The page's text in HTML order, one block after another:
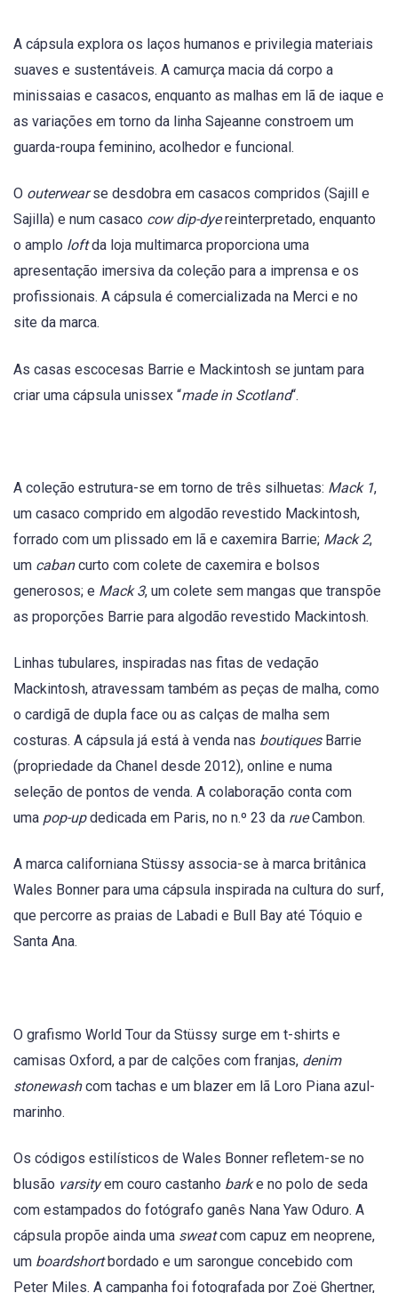
A cápsula explora os laços humanos e privilegia materiais
suaves e sustentáveis. A camurça macia dá corpo a
minissaias e casacos, enquanto as malhas em lã de iaque e
as variações em torno da linha Sajeanne constroem um
guarda-roupa feminino, acolhedor e funcional.
O outerwearse desdobra em casacos compridos (Sajill e
Sajilla) e num casaco cow dip-dyereinterpretado, enquanto
o amplo loftda loja multimarca proporciona uma
apresentação imersiva da coleção para a imprensa e os
profissionais. A cápsula é comercializada na Merci e no
site da marca.
As casas escocesas Barrie e Mackintosh se juntam para
criar uma cápsula unissex “made in Scotland“.
A coleção estrutura-se em torno de três silhuetas: Mack 1,
um casaco comprido em algodão revestido Mackintosh,
forrado com um plissado em lã e caxemira Barrie; Mack 2,
um cabancurto com colete de caxemira e bolsos
generosos; e Mack 3, um colete sem mangas que transpõe
as proporções Barrie para algodão revestido Mackintosh.
Linhas tubulares, inspiradas nas fitas de vedação
Mackintosh, atravessam também as peças de malha, como
o cardigã de dupla face ou as calças de malha sem
costuras. A cápsula já está à venda nas boutiques Barrie
(propriedade da Chanel desde 2012), online e numa
seleção de pontos de venda. A colaboração conta com
uma pop-updedicada em Paris, no n.º 23 da rueCambon.
A marca californiana Stüssy associa-se à marca britânica
Wales Bonner para uma cápsula inspirada na cultura do surf,
que percorre as praias de Labadi e Bull Bay até Tóquio e
Santa Ana.
O grafismo World Tour da Stüssy surge em t-shirts e
camisas Oxford, a par de calções com franjas, denim
stonewashcom tachas e um blazer em lã Loro Piana azul-
marinho.
Os códigos estilísticos de Wales Bonner refletem-se no
blusão varsityem couro castanho barke no polo de seda
com estampados do fotógrafo ganês Nana Yaw Oduro. A
cápsula propõe ainda uma sweatcom capuz em neoprene,
um boardshortbordado e um sarongue concebido com
Peter Miles. A campanha foi fotografada por Zoë Ghertner,